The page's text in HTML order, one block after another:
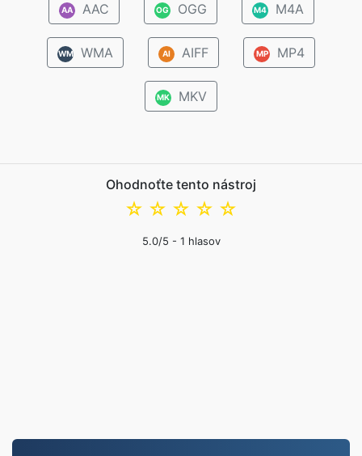
AA AAC OG OGG M4 M4A
WM WMA AI AIFF MP MP4
MK MKV
Ohodnoťte tento nástroj
☆
☆
☆
☆
☆
5.0/5 - 1 hlasov